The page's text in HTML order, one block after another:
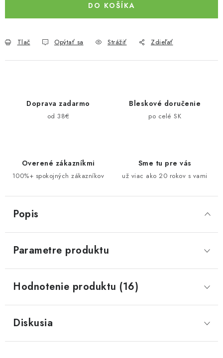
DO KOŠÍKA
Tlač Opýtať sa Strážiť Zdieľať
Doprava zadarmo
od 38€
Bleskové doručenie
po celé SK
Overené zákazníkmi
100%+ spokojných zákazníkov
Sme tu pre vás
už viac ako 20 rokov s vami
Popis
Parametre produktu
Hodnotenie produktu (16)
Diskusia